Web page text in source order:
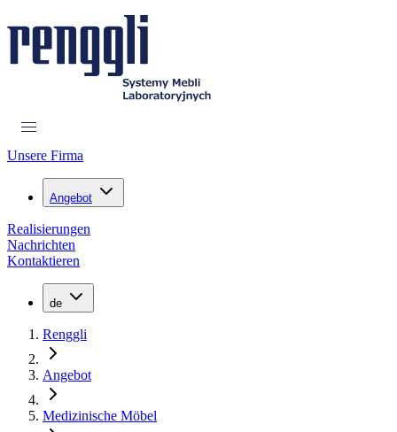
Unsere Firma
Angebot
Realisierungen
Nachrichten
Kontaktieren
de
Renggli
Angebot
Medizinische Möbel